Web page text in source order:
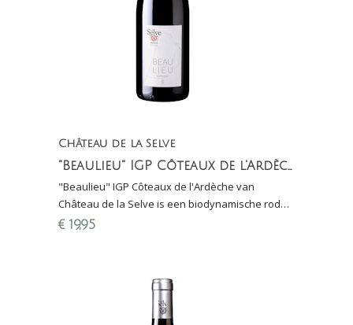
Château de la Selve
"Beaulieu" IGP Côteaux de l'Ardèche
"Beaulieu" IGP Côteaux de l'Ardèche van
Château de la Selve is een biodynamische rode
wijn van 50 % Cabernet-Sauvignon, 25 %
€ 19,95